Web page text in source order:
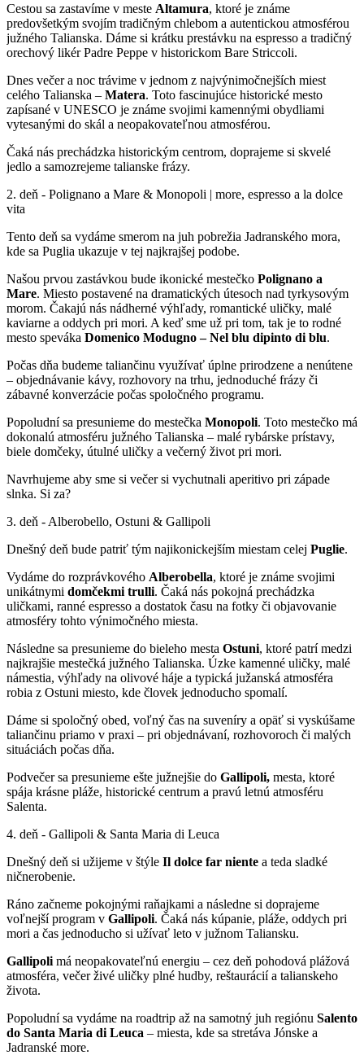
Cestou sa zastavíme v meste Altamura, ktoré je známe
predovšetkým svojím tradičným chlebom a autentickou atmosférou
južného Talianska. Dáme si krátku prestávku na espresso a tradičný
orechový likér Padre Peppe v historickom Bare Striccoli.
Dnes večer a noc trávime v jednom z najvýnimočnejších miest
celého Talianska – Matera. Toto fascinujúce historické mesto
zapísané v UNESCO je známe svojimi kamennými obydliami
vytesanými do skál a neopakovateľnou atmosférou.
Čaká nás prechádzka historickým centrom, doprajeme si skvelé
jedlo a samozrejeme talianske frázy.
2. deň - Polignano a Mare & Monopoli | more, espresso a la dolce
vita
Tento deň sa vydáme smerom na juh pobrežia Jadranského mora,
kde sa Puglia ukazuje v tej najkrajšej podobe.
Našou prvou zastávkou bude ikonické mestečko Polignano a
Mare. Miesto postavené na dramatických útesoch nad tyrkysovým
morom. Čakajú nás nádherné výhľady, romantické uličky, malé
kaviarne a oddych pri mori. A keď sme už pri tom, tak je to rodné
mesto speváka Domenico Modugno – Nel blu dipinto di blu.
Počas dňa budeme taliančinu využívať úplne prirodzene a nenútene
– objednávanie kávy, rozhovory na trhu, jednoduché frázy či
zábavné konverzácie počas spoločného programu.
Popoludní sa presunieme do mestečka Monopoli. Toto mestečko má
dokonalú atmosféru južného Talianska – malé rybárske prístavy,
biele domčeky, útulné uličky a večerný život pri mori.
Navrhujeme aby sme si večer si vychutnali aperitivo pri západe
slnka. Si za?
3. deň - Alberobello, Ostuni & Gallipoli
Dnešný deň bude patriť tým najikonickejším miestam celej Puglie.
Vydáme do rozprávkového Alberobella, ktoré je známe svojimi
unikátnymi domčekmi trulli. Čaká nás pokojná prechádzka
uličkami, ranné espresso a dostatok času na fotky či objavovanie
atmosféry tohto výnimočného miesta.
Následne sa presunieme do bieleho mesta Ostuni, ktoré patrí medzi
najkrajšie mestečká južného Talianska. Úzke kamenné uličky, malé
námestia, výhľady na olivové háje a typická južanská atmosféra
robia z Ostuni miesto, kde človek jednoducho spomalí.
Dáme si spoločný obed, voľný čas na suveníry a opäť si vyskúšame
taliančinu priamo v praxi – pri objednávaní, rozhovoroch či malých
situáciách počas dňa.
Podvečer sa presunieme ešte južnejšie do Gallipoli, mesta, ktoré
spája krásne pláže, historické centrum a pravú letnú atmosféru
Salenta.
4. deň - Gallipoli & Santa Maria di Leuca
Dnešný deň si užijeme v štýle Il dolce far niente a teda sladké
ničnerobenie.
Ráno začneme pokojnými raňajkami a následne si doprajeme
voľnejší program v Gallipoli. Čaká nás kúpanie, pláže, oddych pri
mori a čas jednoducho si užívať leto v južnom Taliansku.
Gallipoli má neopakovateľnú energiu – cez deň pohodová plážová
atmosféra, večer živé uličky plné hudby, reštaurácií a talianskeho
života.
Popoludní sa vydáme na roadtrip až na samotný juh regiónu Salento
do Santa Maria di Leuca – miesta, kde sa stretáva Jónske a
Jadranské more.